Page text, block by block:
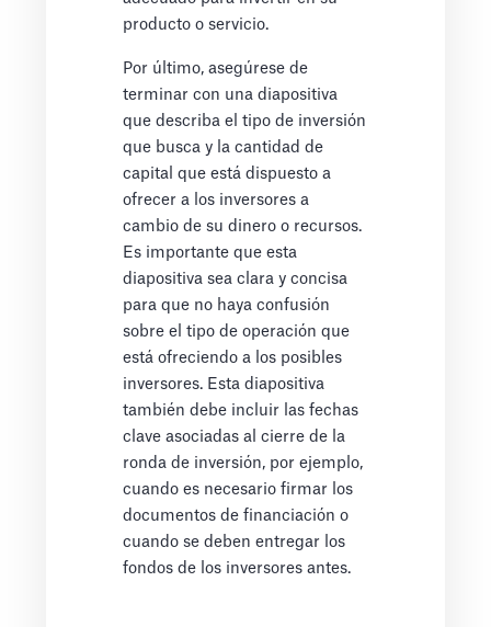
producto o servicio.
Por último, asegúrese de
terminar con una diapositiva
que describa el tipo de inversión
que busca y la cantidad de
capital que está dispuesto a
ofrecer a los inversores a
cambio de su dinero o recursos.
Es importante que esta
diapositiva sea clara y concisa
para que no haya confusión
sobre el tipo de operación que
está ofreciendo a los posibles
inversores. Esta diapositiva
también debe incluir las fechas
clave asociadas al cierre de la
ronda de inversión, por ejemplo,
cuando es necesario firmar los
documentos de financiación o
cuando se deben entregar los
fondos de los inversores antes.